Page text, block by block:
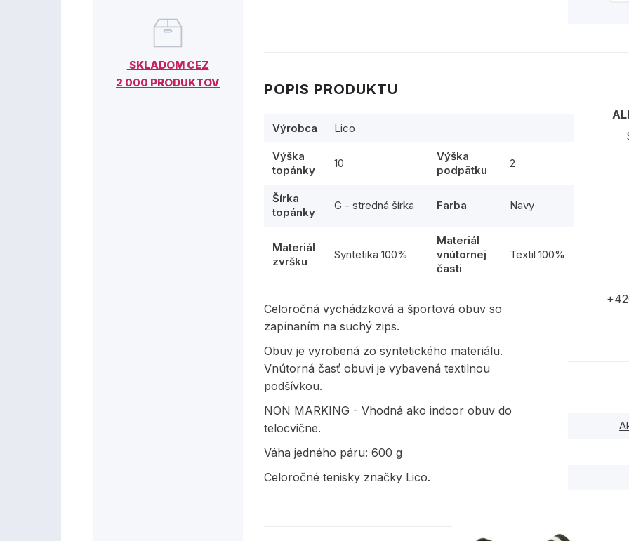
SKLADOM CEZ
2 000 PRODUKTOV
POPIS PRODUKTU
Výrobca Lico
Výška
topánky
10
Výška
podpätku
2
Šírka
topánky
G - stredná šírka Farba Navy
Materiál
zvršku
Syntetika 100%
Materiál
vnútornej
časti
Textil 100%
Celoročná vychádzková a športová obuv so
zapínaním na suchý zips.
Obuv je vyrobená zo syntetického materiálu.
Vnútorná časť obuvi je vybavená textilnou
podšívkou.
NON MARKING - Vhodná ako indoor obuv do
telocvične.
Váha jedného páru: 600 g
Celoročné tenisky značky Lico.